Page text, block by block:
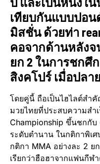
เทียบกันแบบปอ
มิสชั่น ด้วยท่า
คอจากด้านหลัง
ยก 2 ในการชกศึก
สิงคโปร์ เมื่อปล
โดยคู่นี้ ถือเป็นไฮไลต์สำ
มวยไทยที่ประสบความสำ
Championship ขึ้นชกกั
ระดับตำนาน ในกติกาพิเ
กติกา MMA อย่างละ 2
เรียกว่าฮือฮาจากแฟนกีฬ